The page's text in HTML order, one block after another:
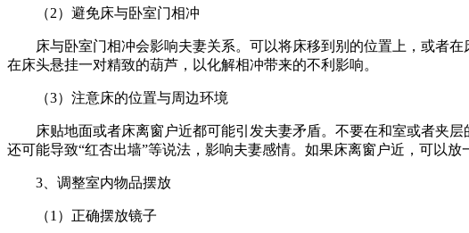
（2）避免床与卧室门相冲
床与卧室门相冲会影响夫妻关系。可以将床移到别的位置上，或者
在床头悬挂一对精致的葫芦，以化解相冲带来的不利影响。
（3）注意床的位置与周边环境
床贴地面或者床离窗户近都可能引发夫妻矛盾。不要在和室或者夹
还可能导致“红杏出墙”等说法，影响夫妻感情。如果床离窗户近，可以放
3、调整室内物品摆放
（1）正确摆放镜子